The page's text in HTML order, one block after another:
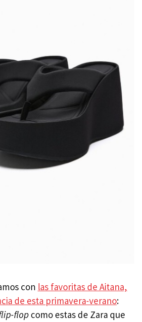
con las favoritas de Aitana,
de esta primavera-verano:
flop como estas de Zara que